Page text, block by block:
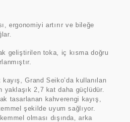
ergonomiyi artırır ve bileğe
geliştirilen toka, iç kısma doğru
Grand Seiko’da kullanılan
yaklaşık 2,7 kat daha güçlüdür.
tasarlanan kahverengi kayış,
şekilde uyum sağlıyor.
olması dışında, arka